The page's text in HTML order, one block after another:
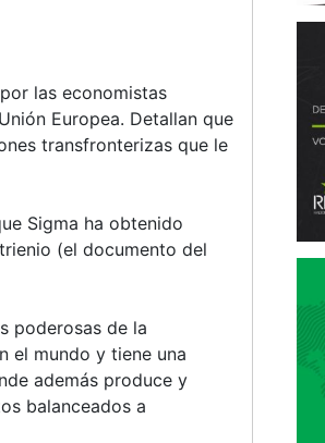
las economistas
Europea. Detallan que
transfronterizas que le
Sigma ha obtenido
(el documento del
poderosas de la
el mundo y tiene una
además produce y
balanceados a